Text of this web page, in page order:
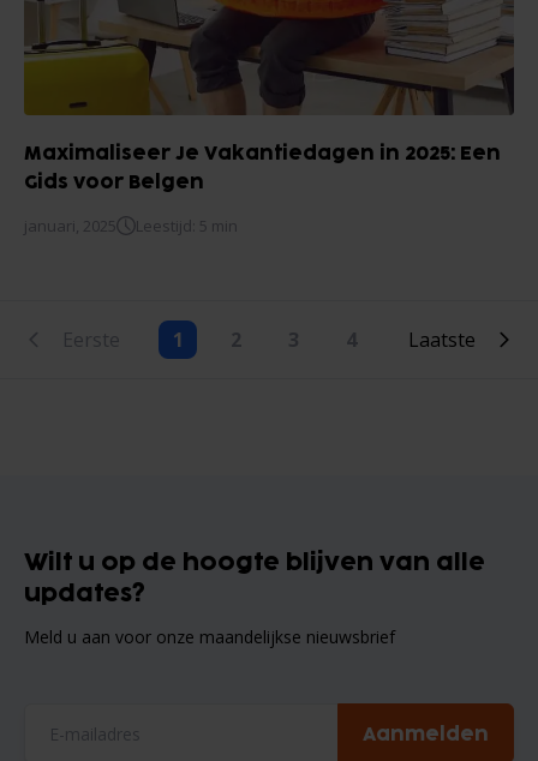
Maximaliseer Je Vakantiedagen in 2025: Een
Gids voor Belgen
januari, 2025 Leestijd: 5 min
Eerste 1 2 3 4 Laatste
Wilt u op de hoogte blijven van alle
updates?
Meld u aan voor onze maandelijkse nieuwsbrief
Aanmelden